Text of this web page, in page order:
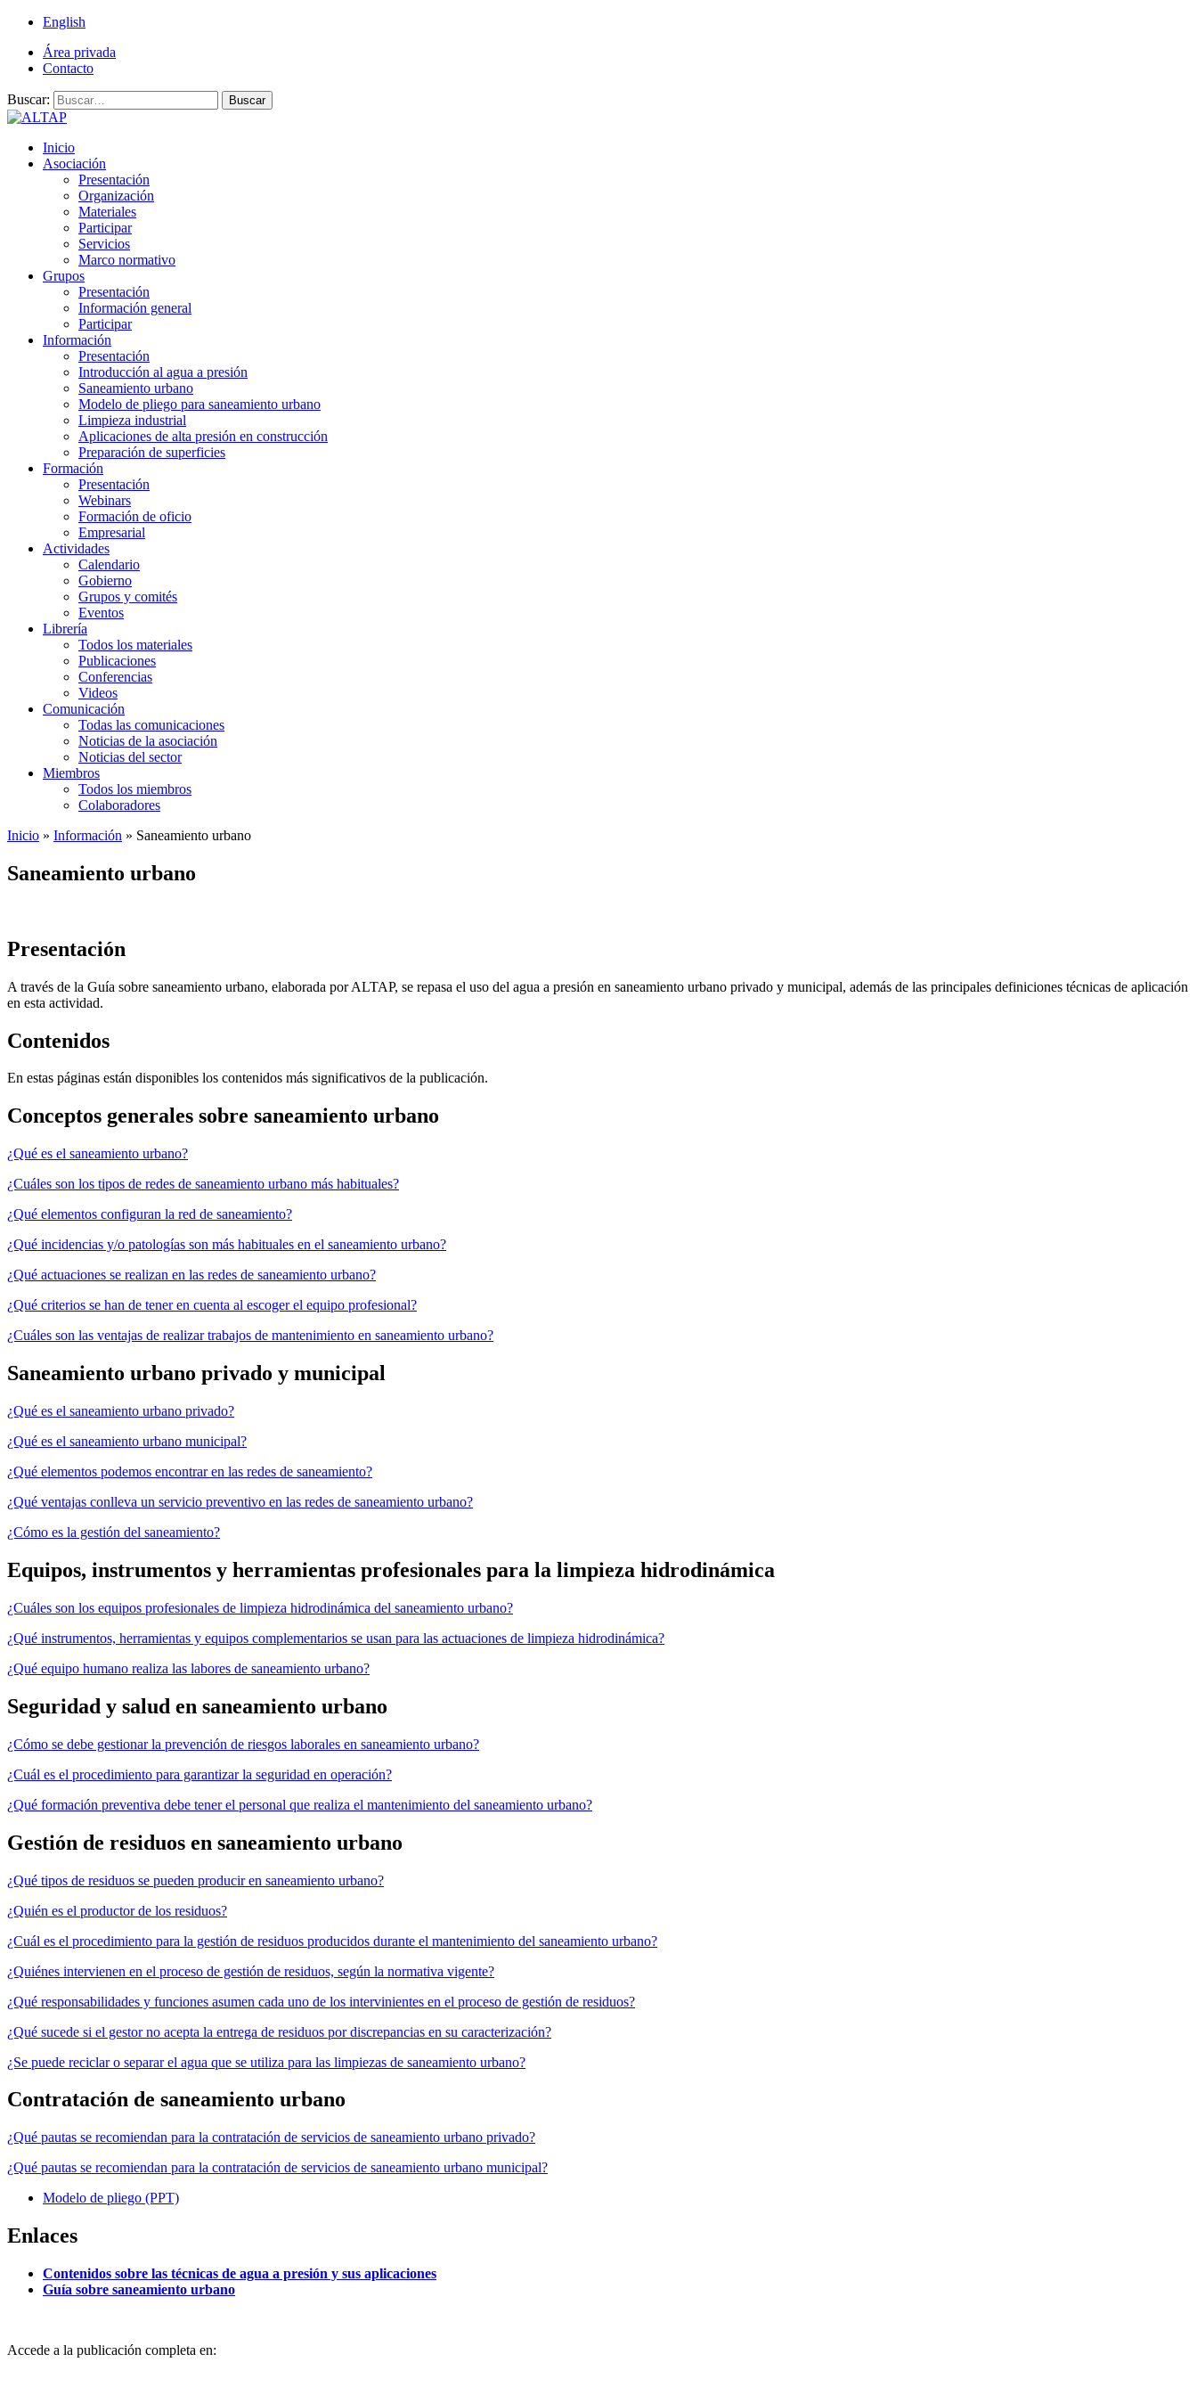
English
Área privada
Contacto
Buscar: Buscar
Inicio
Asociación
Presentación
Organización
Materiales
Participar
Servicios
Marco normativo
Grupos
Presentación
Información general
Participar
Información
Presentación
Introducción al agua a presión
Saneamiento urbano
Modelo de pliego para saneamiento urbano
Limpieza industrial
Aplicaciones de alta presión en construcción
Preparación de superficies
Formación
Presentación
Webinars
Formación de oficio
Empresarial
Actividades
Calendario
Gobierno
Grupos y comités
Eventos
Librería
Todos los materiales
Publicaciones
Conferencias
Videos
Comunicación
Todas las comunicaciones
Noticias de la asociación
Noticias del sector
Miembros
Todos los miembros
Colaboradores
Inicio » Información » Saneamiento urbano
Saneamiento urbano
Presentación
A través de la Guía sobre saneamiento urbano, elaborada por ALTAP, se repasa el uso del agua a presión en saneamiento urbano privado y municipal, además de las principales definiciones técnicas de aplicación
en esta actividad.
Contenidos
En estas páginas están disponibles los contenidos más significativos de la publicación.
Conceptos generales sobre saneamiento urbano
¿Qué es el saneamiento urbano?
¿Cuáles son los tipos de redes de saneamiento urbano más habituales?
¿Qué elementos configuran la red de saneamiento?
¿Qué incidencias y/o patologías son más habituales en el saneamiento urbano?
¿Qué actuaciones se realizan en las redes de saneamiento urbano?
¿Qué criterios se han de tener en cuenta al escoger el equipo profesional?
¿Cuáles son las ventajas de realizar trabajos de mantenimiento en saneamiento urbano?
Saneamiento urbano privado y municipal
¿Qué es el saneamiento urbano privado?
¿Qué es el saneamiento urbano municipal?
¿Qué elementos podemos encontrar en las redes de saneamiento?
¿Qué ventajas conlleva un servicio preventivo en las redes de saneamiento urbano?
¿Cómo es la gestión del saneamiento?
Equipos, instrumentos y herramientas profesionales para la limpieza hidrodinámica
¿Cuáles son los equipos profesionales de limpieza hidrodinámica del saneamiento urbano?
¿Qué instrumentos, herramientas y equipos complementarios se usan para las actuaciones de limpieza hidrodinámica?
¿Qué equipo humano realiza las labores de saneamiento urbano?
Seguridad y salud en saneamiento urbano
¿Cómo se debe gestionar la prevención de riesgos laborales en saneamiento urbano?
¿Cuál es el procedimiento para garantizar la seguridad en operación?
¿Qué formación preventiva debe tener el personal que realiza el mantenimiento del saneamiento urbano?
Gestión de residuos en saneamiento urbano
¿Qué tipos de residuos se pueden producir en saneamiento urbano?
¿Quién es el productor de los residuos?
¿Cuál es el procedimiento para la gestión de residuos producidos durante el mantenimiento del saneamiento urbano?
¿Quiénes intervienen en el proceso de gestión de residuos, según la normativa vigente?
¿Qué responsabilidades y funciones asumen cada uno de los intervinientes en el proceso de gestión de residuos?
¿Qué sucede si el gestor no acepta la entrega de residuos por discrepancias en su caracterización?
¿Se puede reciclar o separar el agua que se utiliza para las limpiezas de saneamiento urbano?
Contratación de saneamiento urbano
¿Qué pautas se recomiendan para la contratación de servicios de saneamiento urbano privado?
¿Qué pautas se recomiendan para la contratación de servicios de saneamiento urbano municipal?
Modelo de pliego (PPT)
Enlaces
Contenidos sobre las técnicas de agua a presión y sus aplicaciones
Guía sobre saneamiento urbano
Accede a la publicación completa en: